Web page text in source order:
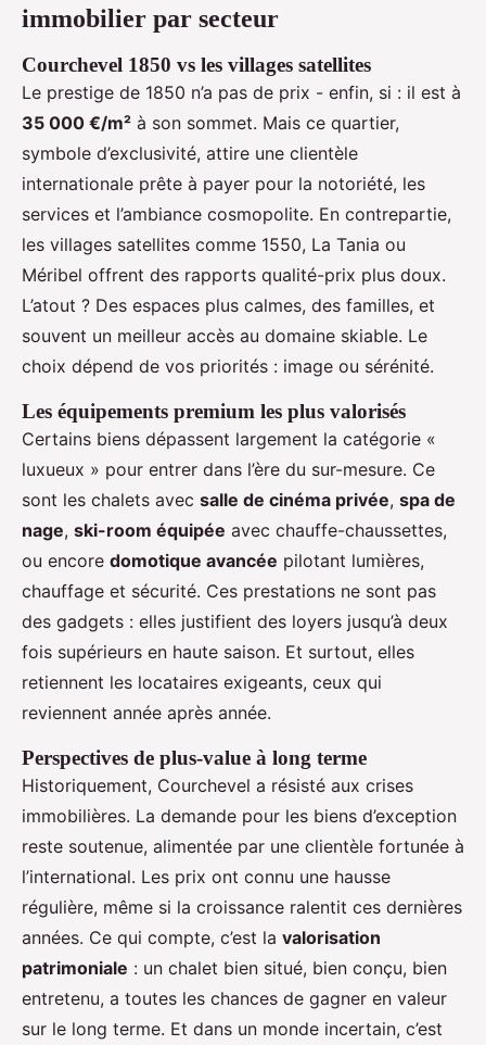
immobilier par secteur
Courchevel 1850 vs les villages satellites
Le prestige de 1850 n’a pas de prix - enfin, si : il est à
35 000 €/m² à son sommet. Mais ce quartier,
symbole d’exclusivité, attire une clientèle
internationale prête à payer pour la notoriété, les
services et l’ambiance cosmopolite. En contrepartie,
les villages satellites comme 1550, La Tania ou
Méribel offrent des rapports qualité-prix plus doux.
L’atout ? Des espaces plus calmes, des familles, et
souvent un meilleur accès au domaine skiable. Le
choix dépend de vos priorités : image ou sérénité.
Les équipements premium les plus valorisés
Certains biens dépassent largement la catégorie «
luxueux » pour entrer dans l’ère du sur-mesure. Ce
sont les chalets avec salle de cinéma privée, spa de
nage, ski-room équipée avec chauffe-chaussettes,
ou encore domotique avancée pilotant lumières,
chauffage et sécurité. Ces prestations ne sont pas
des gadgets : elles justifient des loyers jusqu’à deux
fois supérieurs en haute saison. Et surtout, elles
retiennent les locataires exigeants, ceux qui
reviennent année après année.
Perspectives de plus-value à long terme
Historiquement, Courchevel a résisté aux crises
immobilières. La demande pour les biens d’exception
reste soutenue, alimentée par une clientèle fortunée à
l’international. Les prix ont connu une hausse
régulière, même si la croissance ralentit ces dernières
années. Ce qui compte, c’est la valorisation
patrimoniale : un chalet bien situé, bien conçu, bien
entretenu, a toutes les chances de gagner en valeur
sur le long terme. Et dans un monde incertain, c’est